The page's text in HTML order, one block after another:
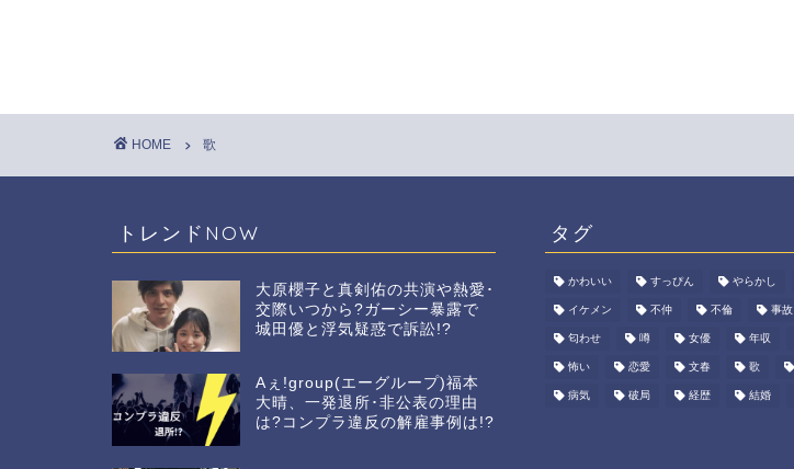
HOME 歌
トレンドNOW
大原櫻子と真剣佑の共演や熱愛･
交際いつから?ガーシー暴露で
城田優と浮気疑惑で訴訟!?
Aぇ!group(エーグループ)福本
大晴、一発退所･非公表の理由
は?コンプラ違反の解雇事例は!?
タグ
かわいい すっぴん やらかし
イケメン 不仲 不倫 事故
匂わせ 噂 女優 年収
怖い 恋愛 文春 歌
病気 破局 経歴 結婚